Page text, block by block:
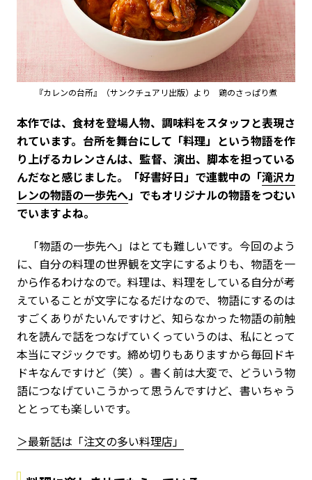
『カレンの台所』（サンクチュアリ出版）より 鶏のさっぱり煮
――本作では、食材を登場人物、調味料をスタッフと表現さ
れています。台所を舞台にして「料理」という物語を作
り上げるカレンさんは、監督、演出、脚本を担っている
んだなと感じました。「好書好日」で連載中の「滝沢カ
レンの物語の一歩先へ」でもオリジナルの物語をつむい
でいますよね。
「物語の一歩先へ」はとても難しいです。今回のよう
に、自分の料理の世界観を文字にするよりも、物語を一
から作るわけなので。料理は、料理をしている自分が考
えていることが文字になるだけなので、物語にするのは
すごくありがたいんですけど、知らなかった物語の前触
れを読んで話をつなげていくっていうのは、私にとって
本当にマジックです。締め切りもありますから毎回ドキ
ドキなんですけど（笑）。書く前は大変で、どういう物
語につなげていこうかって思うんですけど、書いちゃう
ととっても楽しいです。
＞最新話は「注文の多い料理店」